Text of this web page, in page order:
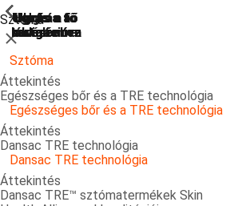
Ugrás a
kereséshez
Ugrás a fő
navigációra
Ugrás a fő
navigációra
Ugrás a fő
tartalomra
Ugrás a
láblécre
Sztóma
ShowPrevious
Bezárás
Sztóma
Áttekintés
Egészséges bőr és a TRE technológia
ShowPrevious
Egészséges bőr és a TRE technológia
Áttekintés
Dansac TRE technológia
ShowPrevious
Dansac TRE technológia
Áttekintés
Dansac TRE™ sztómatermékek Skin
ShowPrevious
ShowPrevious
ShowPrevious
ShowPrevious
ShowPrevious
ShowPrevious
ShowPrevious
ShowPrevious
ShowPrevious
ShowPrevious
ShowPrevious
ShowPrevious
ShowPrevious
ShowPrevious
ShowPrevious
ShowPrevious
ShowPrevious
ShowPrevious